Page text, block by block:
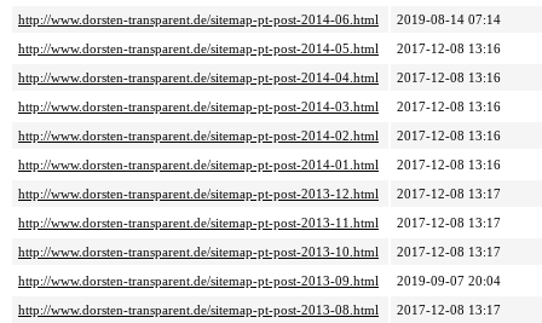
http://www.dorsten-transparent.de/sitemap-pt-post-2014-06.html
2019-08-14 07:14
http://www.dorsten-transparent.de/sitemap-pt-post-2014-05.html
2017-12-08 13:16
http://www.dorsten-transparent.de/sitemap-pt-post-2014-04.html
2017-12-08 13:16
http://www.dorsten-transparent.de/sitemap-pt-post-2014-03.html
2017-12-08 13:16
http://www.dorsten-transparent.de/sitemap-pt-post-2014-02.html
2017-12-08 13:16
http://www.dorsten-transparent.de/sitemap-pt-post-2014-01.html
2017-12-08 13:16
http://www.dorsten-transparent.de/sitemap-pt-post-2013-12.html
2017-12-08 13:17
http://www.dorsten-transparent.de/sitemap-pt-post-2013-11.html
2017-12-08 13:17
http://www.dorsten-transparent.de/sitemap-pt-post-2013-10.html
2017-12-08 13:17
http://www.dorsten-transparent.de/sitemap-pt-post-2013-09.html
2019-09-07 20:04
http://www.dorsten-transparent.de/sitemap-pt-post-2013-08.html
2017-12-08 13:17